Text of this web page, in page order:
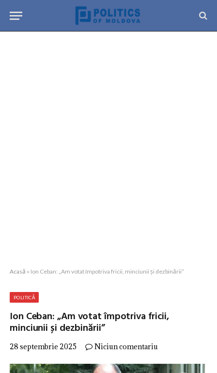
Acasă » Ion Ceban: „Am votat împotriva fricii, minciunii și dezbinării”
POLITICĂ
Ion Ceban: „Am votat împotriva fricii,
minciunii și dezbinării”
28 septembrie 2025 Niciun comentariu